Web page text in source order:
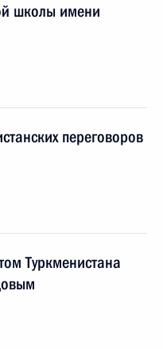
школы имени
переговоров
Туркменистана